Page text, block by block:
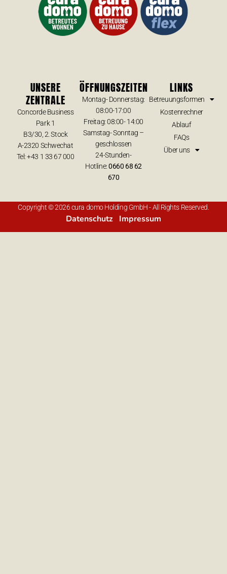
UNSERE
ZENTRALE
Concorde Business
Park 1
B3/30, 2. Stock
A-2320 Schwechat
Tel: +43 1 33 67 000
ÖFFNUNGSZEITEN
Montag- Donnerstag:
08:00-17:00
Freitag: 08:00- 14:00
Samstag- Sonntag –
geschlossen
24-Stunden-
Hotline:0660 68 62
670
LINKS
Betreuungsformen
Kostenrechner
Ablauf
FAQs
Über uns
Copyright © 2026 cura domo Holding GmbH - All Rights Reserved.
Datenschutz Impressum